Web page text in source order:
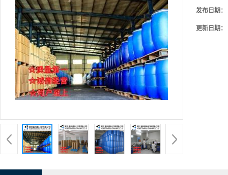
发布日期：
更新日期：